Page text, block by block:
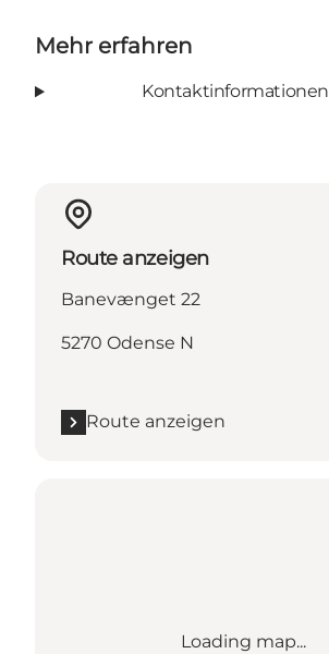
Mehr erfahren
Kontaktinformationen
Route anzeigen
Banevænget 22
5270 Odense N
Route anzeigen
Loading map...